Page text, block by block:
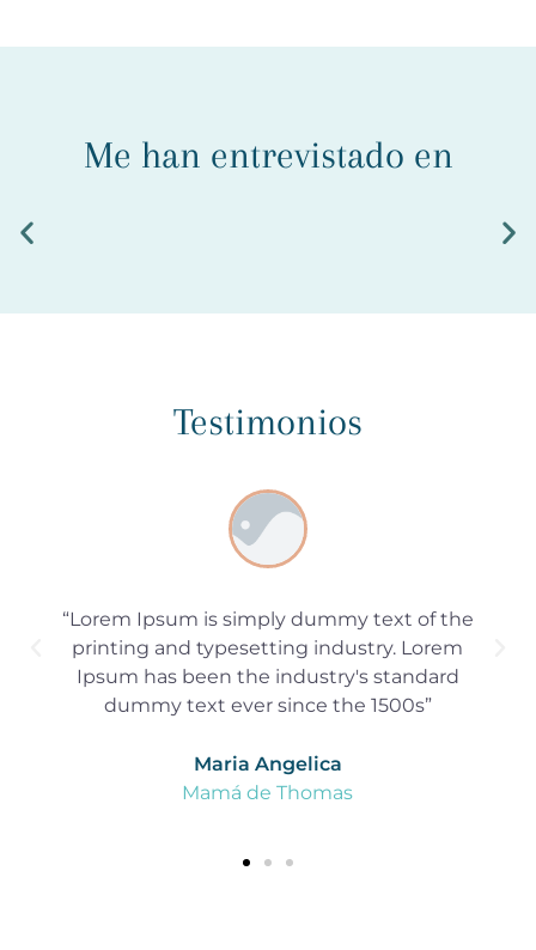
Me han entrevistado en
Testimonios
“Lorem Ipsum is simply dummy text of the
printing and typesetting industry. Lorem
Ipsum has been the industry's standard
dummy text ever since the 1500s”
Maria Angelica
Mamá de Thomas